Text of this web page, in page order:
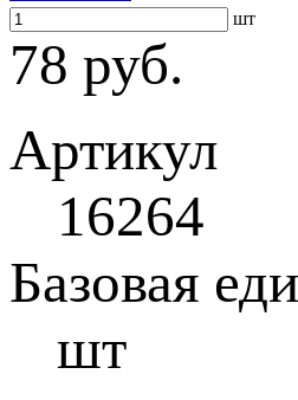
шт
78 руб.
Артикул
16264
Базовая
шт